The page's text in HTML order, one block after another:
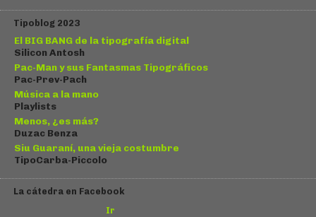
Tipoblog 2023
El BIG BANG de la tipografía digital
Silicon Antosh
Pac-Man y sus Fantasmas Tipográficos
Pac-Prev-Pach
Música a la mano
Playlists
Menos, ¿es más?
Duzac Benza
Siu Guaraní, una vieja costumbre
TipoCarba-Piccolo
La cátedra en Facebook
Ir